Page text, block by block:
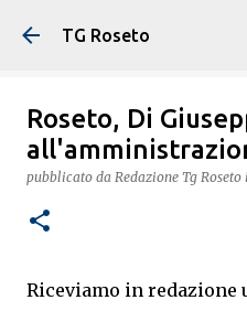
Passa ai
TG Roseto
Roseto, Di
pubblicato da Redazione Tg Roseto
Riceviamo in redazione